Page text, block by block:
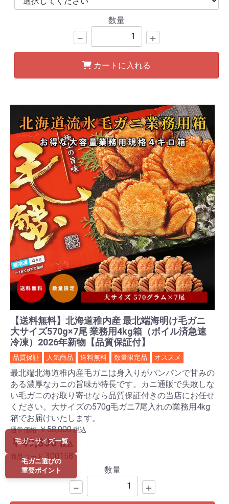
毛ガニサイズ一覧
毛ガニ選びの
重要ポイント
数量
－ ＋
カートに入れる
【送料無料】北海道稚内産 最北端海明け毛ガニ
大サイズ570g×7尾 業務用4kg箱（ボイル済急速
冷凍）2026年新物【品質保証付】
品質保証 人気商品 送料無料 数量限定品 オススメ
最北端北海道稚内産毛ガニは身入りがパンパンで甘みの
ある濃厚なカニの旨味が特長です。カニ通販で失敗しな
い毛ガニのお取り寄せなら品質保証付きの当店にお任せ
ください。大サイズの570g毛ガニ7尾入れの業務用4kg
箱でお届けいたします。
通常価格￥58,000税込
￥49,800税込
商品コード300158
数量
－ ＋